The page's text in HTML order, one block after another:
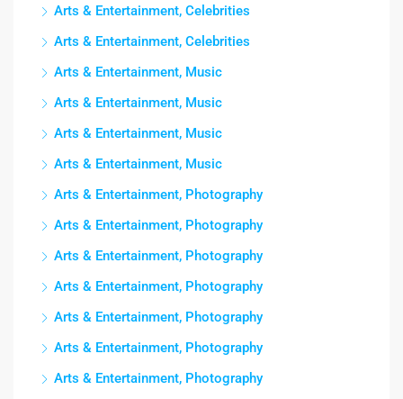
Arts & Entertainment, Celebrities
Arts & Entertainment, Celebrities
Arts & Entertainment, Music
Arts & Entertainment, Music
Arts & Entertainment, Music
Arts & Entertainment, Music
Arts & Entertainment, Photography
Arts & Entertainment, Photography
Arts & Entertainment, Photography
Arts & Entertainment, Photography
Arts & Entertainment, Photography
Arts & Entertainment, Photography
Arts & Entertainment, Photography